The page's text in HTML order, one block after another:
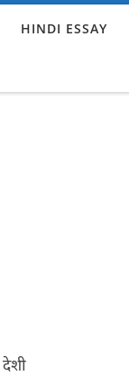
HINDI ESSAY